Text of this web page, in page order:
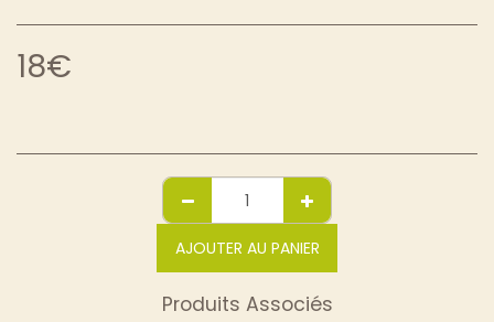
18€
AJOUTER AU PANIER
Produits Associés